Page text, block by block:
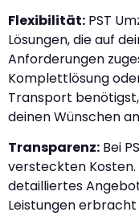
Flexibilität: PST
Lösungen, die auf
Anforderungen
Komplettlösung
Transport
deinen Wünschen
Transparenz: Bei
versteckten
detailliertes
Leistungen erbracht